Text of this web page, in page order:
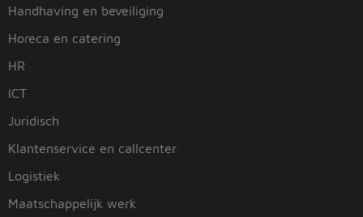
Handhaving en beveiliging
Horeca en catering
HR
ICT
Juridisch
Klantenservice en callcenter
Logistiek
Maatschappelijk werk